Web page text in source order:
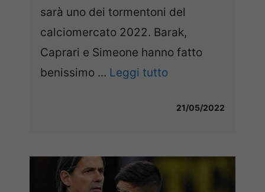
sarà uno dei tormentoni del
calciomercato 2022. Barak,
Caprari e Simeone hanno fatto
benissimo ... Leggi tutto
21/05/2022